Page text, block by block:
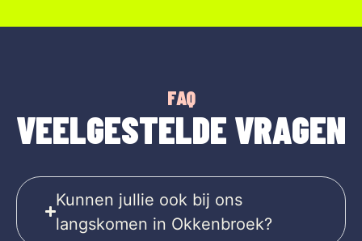
FAQ
VEELGESTELDE VRAGEN
Kunnen jullie ook bij ons
langskomen in Okkenbroek?